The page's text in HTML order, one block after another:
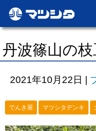
丹波篠山の枝
2021年10月22日 |
でんき屋 マツシタデンキ